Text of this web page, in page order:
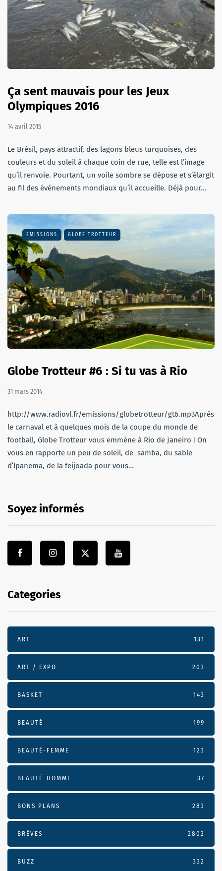
Ça sent mauvais pour les Jeux
Olympiques 2016
14 avril 2015
Le Brésil, pays attractif, des lagons bleus turquoises, des
couleurs et du soleil à chaque coin de rue, telle est l’image
qu’il renvoie. Pourtant, un voile sombre se dépose et s’élargit
au fil des événements mondiaux qu’il accueille. Déjà pour…
EMISSIONS GLOBE TROTTEUR
Globe Trotteur #6 : Si tu vas à Rio
31 mars 2014
http://www.radiovl.fr/emissions/globetrotteur/gt6.mp3Après
le carnaval et à quelques mois de la coupe du monde de
football, Globe Trotteur vous emmène à Rio de Janeiro ! On
vous en rapporte un peu de soleil, de samba, du sable
d’Ipanema, de la feijoada pour vous…
Soyez informés
Categories
ART 131
ART / EXPO 203
BASKET 143
BEAUTÉ 199
BEAUTÉ-FEMME 123
BEAUTÉ-HOMME 37
BONS PLANS 283
BRÈVES 2802
BUZZ 332